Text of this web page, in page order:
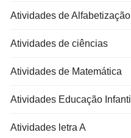
Atividades de Alfabetização
Atividades de ciências
Atividades de Matemática
Atividades Educação Infantil
Atividades letra A